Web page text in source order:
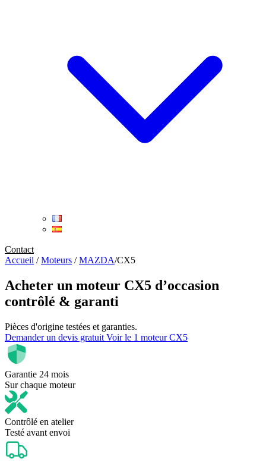
Contact
Accueil / Moteurs / MAZDA/CX5
Acheter un moteur CX5 d’occasion
contrôlé & garanti
Pièces d'origine testées et garanties.
Demander un devis gratuit Voir le 1 moteur CX5
Garantie 24 mois
Sur chaque moteur
Contrôlé en atelier
Testé avant envoi